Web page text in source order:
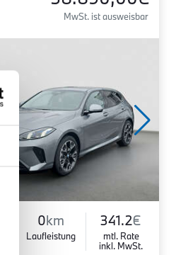
MwSt. ist ausweisbar
0km
Laufleistung
341.2€
mtl. Rate
inkl. MwSt.